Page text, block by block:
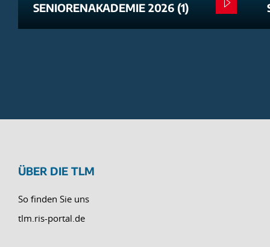
SENIORENAKADEMIE 2026 (1)
ÜBER DIE TLM
So finden Sie uns
tlm.ris-portal.de